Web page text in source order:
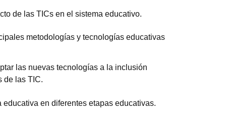
de las TICs en el sistema educativo.
metodologías y tecnologías educativas
las nuevas tecnologías a la inclusión
de las TIC.
educativa en diferentes etapas educativas.